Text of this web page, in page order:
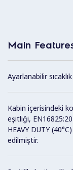
Main
Ayarlanabilir
Kabin içerisindeki
eşitliği,
HEAVY DUTY
edilmiştir.